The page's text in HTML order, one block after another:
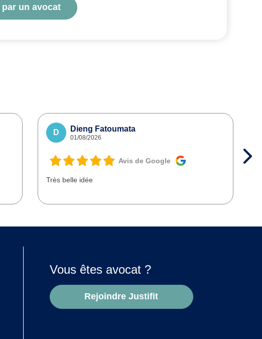
un avocat
D Dieng Fatoumata
01/08/2026
Avis de Google
Très belle idée
Vous êtes avocat ?
Rejoindre Justifit